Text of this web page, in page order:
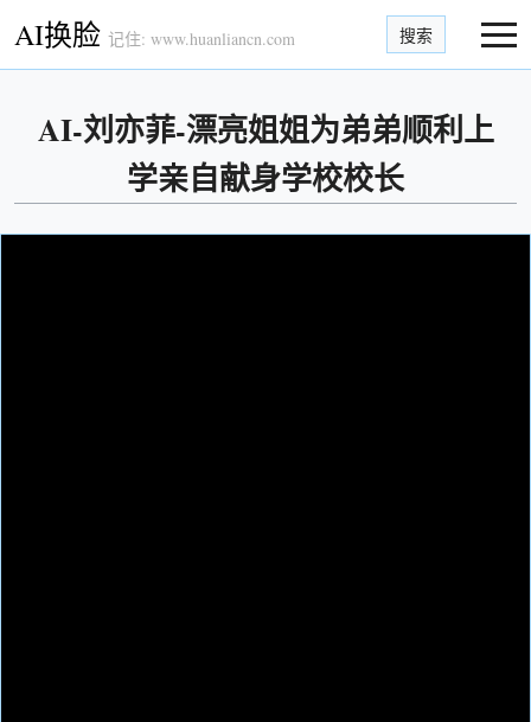
AI换脸 记住: www.huanliancn.com 搜索
AI-刘亦菲-漂亮姐姐为弟弟顺利上
学亲自献身学校校长